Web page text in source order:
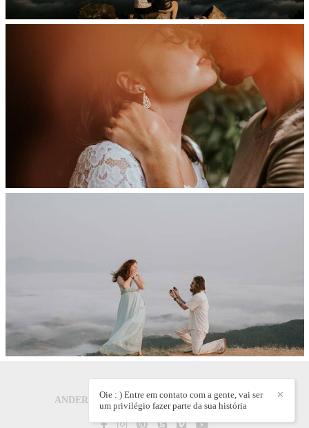
ANDERSON CARLOS CREPALDI/CONTATO
✕
Oie : ) Entre em contato com a gente, vai ser
um privilégio fazer parte da sua história